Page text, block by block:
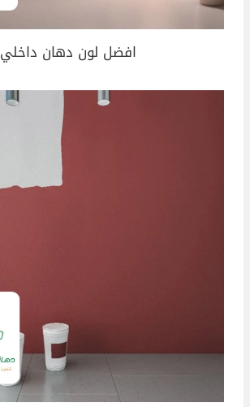
افضل لون دهان داخلي